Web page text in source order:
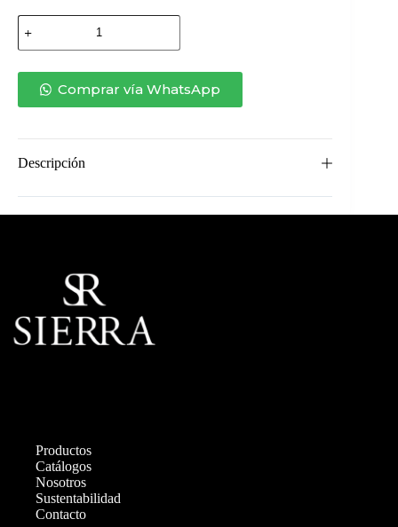
SILLA
GIRATORIA
LENY
Comprar vía WhatsApp
Descripción
Productos
Catálogos
Nosotros
Sustentabilidad
Contacto